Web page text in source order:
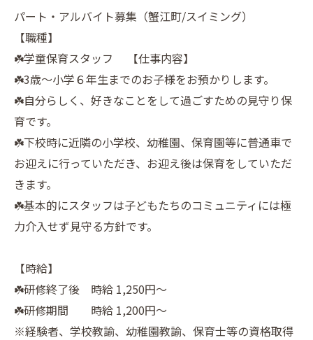
パート・アルバイト募集（蟹江町/スイミング）
【職種】
☘️学童保育スタッフ 【仕事内容】
☘️3歳〜小学６年生までのお子様をお預かりします。
☘️自分らしく、好きなことをして過ごすための見守り保
育です。
☘️下校時に近隣の小学校、幼稚園、保育園等に普通車で
お迎えに行っていただき、お迎え後は保育をしていただ
きます。
☘️基本的にスタッフは子どもたちのコミュニティには極
力介入せず見守る方針です。
【時給】
☘️研修終了後 時給 1,250円〜
☘️研修期間 時給 1,200円〜
※経験者、学校教諭、幼稚園教諭、保育士等の資格取得